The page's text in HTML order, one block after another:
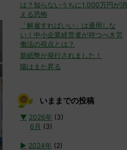
は？知らないうちに1,000万円が消
える恐怖
「解雇すればいい」は通用しな
い！中小企業経営者が持つべき労
働法の視点とは？
新紙幣が発行されました！
陽はまた昇る
いままでの投稿
▼ 2026年 (3)
6月 (3)
► 2024年 (2)